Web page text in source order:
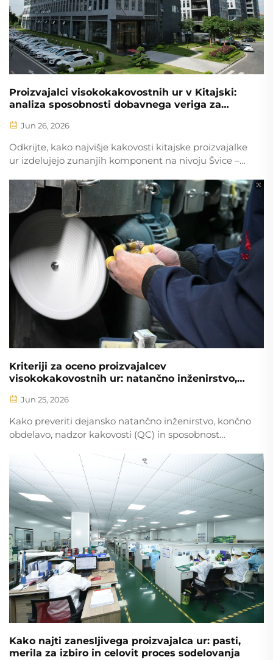
Proizvajalci visokokakovostnih ur v Kitajski:
analiza sposobnosti dobavnega veriga za
Jun 26, 2026
Odkrijte, kako najvišje kakovosti kitajske proizvajalke
ur izdelujejo zunanjih komponent na nivoju Švice –
sobah – brez kompromisov. Poglejte, zakaj globalne
blagovne znamke spreminjajo svoje dobavitelje.
Kriteriji za oceno proizvajalcev
visokokakovostnih ur: natančno inženirstvo,
Jun 25, 2026
Kako preveriti dejansko natančno inženirstvo, končno
obdelavo, nadzor kakovosti (QC) in sposobnost
– izognite se dragim napakam. Prenesite celoten
kontrolni seznam za oceno.
Kako najti zanesljivega proizvajalca ur: pasti,
merila za izbiro in celovit proces sodelovanja